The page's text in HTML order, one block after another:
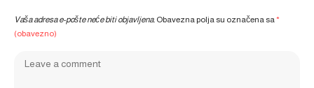
Vaša adresa e-pošte neće biti objavljena. Obavezna polja su označena sa*
(obavezno)